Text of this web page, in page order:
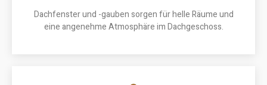
Dachfenster und -gauben sorgen für helle Räume und
eine angenehme Atmosphäre im Dachgeschoss.